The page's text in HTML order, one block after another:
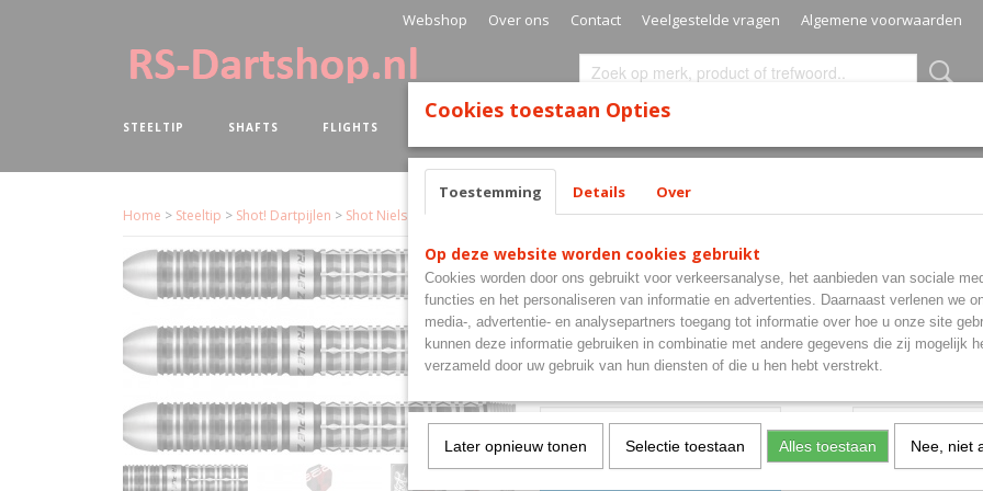
Webshop Over ons Contact Veelgestelde vragen Algemene voorwaarden
STEELTIP SHAFTS FLIGHTS
Home > Steeltip > Shot! Dartpijlen > Shot Niels Zonneveld V2 90%
Shot Niels Zonneveld V2
€ 94,95 (inclusief btw 21%)
✓ Op voorraad - Levertijd 1-3 werkdagen
Cookies toestaan Opties
Toestemming Details Over
Op deze website worden cookies gebruikt
Cookies worden door ons gebruikt voor verkeersanalyse, het aanbieden van sociale
functies en het personaliseren van informatie en advertenties. Daarnaast verlenen we
media-, advertentie- en analysepartners toegang tot informatie over hoe u onze site
kunnen deze informatie gebruiken in combinatie met andere gegevens die zij mogelijk
verzameld door uw gebruik van hun diensten of die u hen hebt verstrekt.
Later opnieuw tonen Selectie toestaan Alles toestaan Nee, niet